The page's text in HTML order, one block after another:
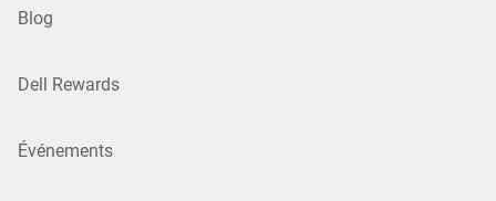
Blog
Dell Rewards
Événements